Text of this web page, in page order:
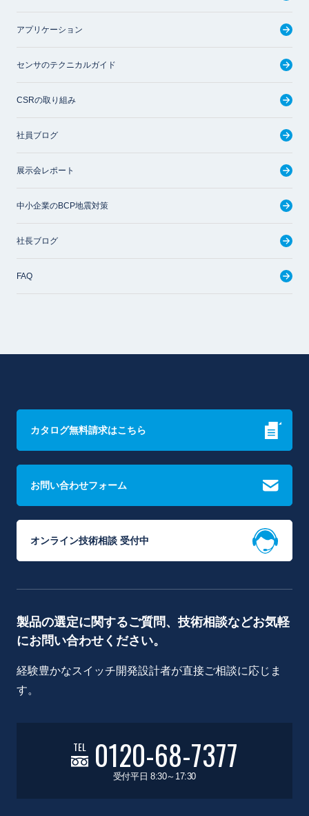
アプリケーション
センサのテクニカルガイド
CSRの取り組み
社員ブログ
展示会レポート
中小企業のBCP地震対策
社長ブログ
FAQ
カタログ無料請求はこちら
お問い合わせフォーム
オンライン技術相談 受付中
製品の選定に関するご質問、技術相談などお気軽
にお問い合わせください。
経験豊かなスイッチ開発設計者が直接ご相談に応じま
す。
TEL 0120-68-7377
受付平日 8:30～17:30